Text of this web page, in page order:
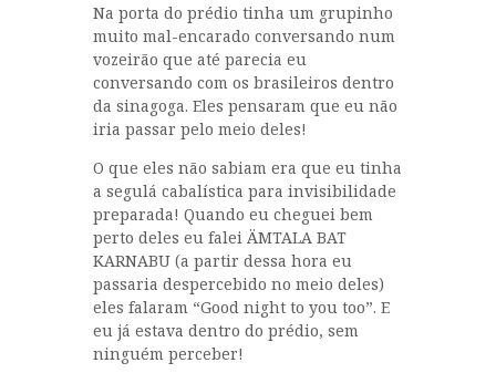
Na porta do prédio tinha um grupinho
muito mal-encarado conversando num
vozeirão que até parecia eu
conversando com os brasileiros dentro
da sinagoga. Eles pensaram que eu não
iria passar pelo meio deles!
O que eles não sabiam era que eu tinha
a segulá cabalística para invisibilidade
preparada! Quando eu cheguei bem
perto deles eu falei ÄMTALA BAT
KARNABU (a partir dessa hora eu
passaria despercebido no meio deles)
eles falaram “Good night to you too”. E
eu já estava dentro do prédio, sem
ninguém perceber!